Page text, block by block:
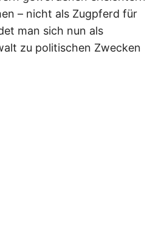
– nicht als Zugpferd für
man sich nun als
zu politischen Zwecken